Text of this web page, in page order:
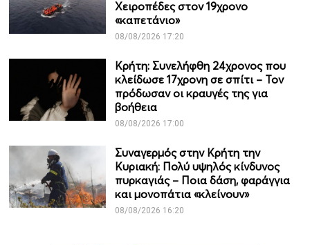
Χειροπέδες στον 19χρονο
«καπετάνιο»
08/08/2026 17:20
Κρήτη: Συνελήφθη 24χρονος που
κλείδωσε 17χρονη σε σπίτι – Τον
πρόδωσαν οι κραυγές της για
βοήθεια
08/08/2026 17:00
Συναγερμός στην Κρήτη την
Κυριακή: Πολύ υψηλός κίνδυνος
πυρκαγιάς – Ποια δάση, φαράγγια
και μονοπάτια «κλείνουν»
08/08/2026 16:20